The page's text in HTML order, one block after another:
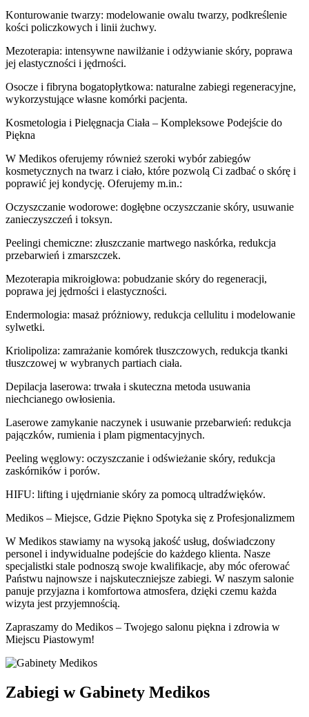
Konturowanie twarzy: modelowanie owalu twarzy, podkreślenie
kości policzkowych i linii żuchwy.
Mezoterapia: intensywne nawilżanie i odżywianie skóry, poprawa
jej elastyczności i jędrności.
Osocze i fibryna bogatopłytkowa: naturalne zabiegi regeneracyjne,
wykorzystujące własne komórki pacjenta.
Kosmetologia i Pielęgnacja Ciała – Kompleksowe Podejście do
Piękna
W Medikos oferujemy również szeroki wybór zabiegów
kosmetycznych na twarz i ciało, które pozwolą Ci zadbać o skórę i
poprawić jej kondycję. Oferujemy m.in.:
Oczyszczanie wodorowe: dogłębne oczyszczanie skóry, usuwanie
zanieczyszczeń i toksyn.
Peelingi chemiczne: złuszczanie martwego naskórka, redukcja
przebarwień i zmarszczek.
Mezoterapia mikroigłowa: pobudzanie skóry do regeneracji,
poprawa jej jędrności i elastyczności.
Endermologia: masaż próżniowy, redukcja cellulitu i modelowanie
sylwetki.
Kriolipoliza: zamrażanie komórek tłuszczowych, redukcja tkanki
tłuszczowej w wybranych partiach ciała.
Depilacja laserowa: trwała i skuteczna metoda usuwania
niechcianego owłosienia.
Laserowe zamykanie naczynek i usuwanie przebarwień: redukcja
pajączków, rumienia i plam pigmentacyjnych.
Peeling węglowy: oczyszczanie i odświeżanie skóry, redukcja
zaskórników i porów.
HIFU: lifting i ujędrnianie skóry za pomocą ultradźwięków.
Medikos – Miejsce, Gdzie Piękno Spotyka się z Profesjonalizmem
W Medikos stawiamy na wysoką jakość usług, doświadczony
personel i indywidualne podejście do każdego klienta. Nasze
specjalistki stale podnoszą swoje kwalifikacje, aby móc oferować
Państwu najnowsze i najskuteczniejsze zabiegi. W naszym salonie
panuje przyjazna i komfortowa atmosfera, dzięki czemu każda
wizyta jest przyjemnością.
Zapraszamy do Medikos – Twojego salonu piękna i zdrowia w
Miejscu Piastowym!
Zabiegi w Gabinety Medikos